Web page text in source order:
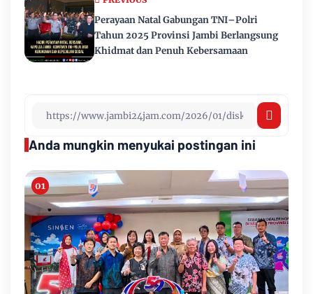
Perayaan Natal Gabungan TNI–Polri
Tahun 2025 Provinsi Jambi Berlangsung
Khidmat dan Penuh Kebersamaan
Anda mungkin menyukai postingan ini